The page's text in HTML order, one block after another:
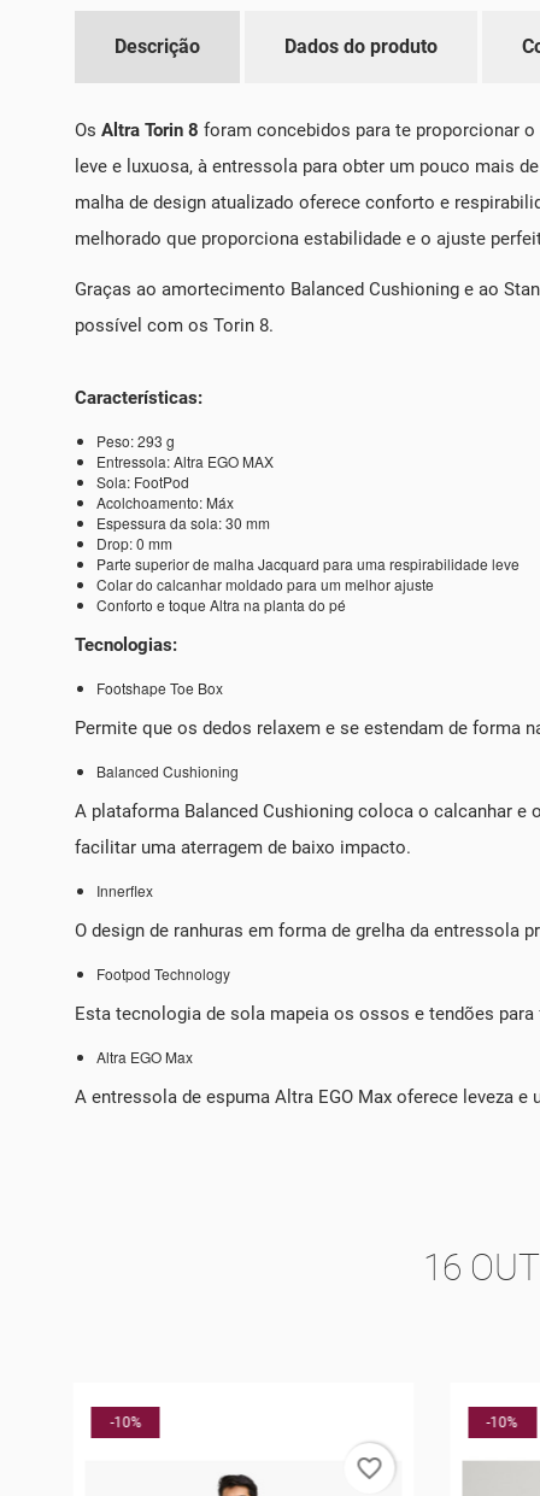
Descrição Dados do produto
Os Altra Torin 8 foram concebidos para te proporcionar
leve e luxuosa, à entressola para obter um pouco mais
malha de design atualizado oferece conforto e
melhorado que proporciona estabilidade e o ajuste
Graças ao amortecimento Balanced Cushioning e ao
possível com os Torin 8.
Características:
Peso: 293 g
Entressola: Altra EGO MAX
Sola: FootPod
Acolchoamento: Máx
Espessura da sola: 30 mm
Drop: 0 mm
Parte superior de malha Jacquard para uma respirabilidade leve
Colar do calcanhar moldado para um melhor ajuste
Conforto e toque Altra na planta do pé
Tecnologias:
Footshape Toe Box
Permite que os dedos relaxem e se estendam de forma
Balanced Cushioning
A plataforma Balanced Cushioning coloca o calcanhar
facilitar uma aterragem de baixo impacto.
Innerflex
O design de ranhuras em forma de grelha da entressola
Footpod Technology
Esta tecnologia de sola mapeia os ossos e tendões
Altra EGO Max
A entressola de espuma Altra EGO Max oferece leveza
16
-10%
favorite_border
-10%